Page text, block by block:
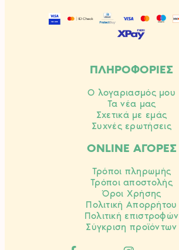
ΠΛΗΡΟΦΟΡΙΕΣ
Ο λογαριασμός μου
Τα νέα μας
Σχετικά με εμάς
Συχνές ερωτήσεις
ONLINE ΑΓΟΡΕΣ
Τρόποι πληρωμής
Τρόποι αποστολής
Όροι Χρήσης
Πολιτική Απορρήτου
Πολιτική επιστροφών
Σύγκριση προϊόντων